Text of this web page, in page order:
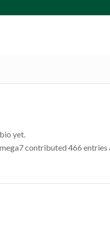
yet.
contributed 466 entries